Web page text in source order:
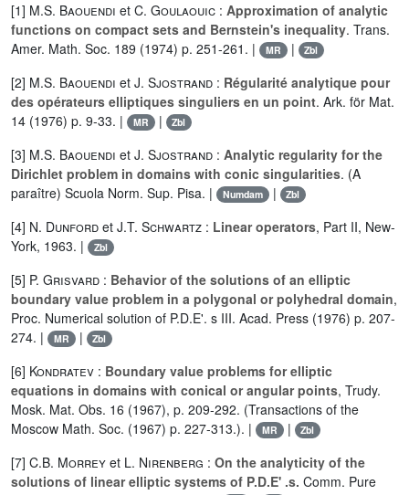
[1] M.S. Baouendi et C. Goulaouic : Approximation of analytic
functions on compact sets and Bernstein's inequality. Trans.
Amer. Math. Soc. 189 (1974) p. 251-261. |
MR | Zbl
[2] M.S. Baouendi et J. Sjostrand : Régularité analytique pour
des opérateurs elliptiques singuliers en un point. Ark. för Mat.
14 (1976) p. 9-33. |
MR | Zbl
[3] M.S. Baouendi et J. Sjostrand : Analytic regularity for the
Dirichlet problem in domains with conic singularities. (A
paraître) Scuola Norm. Sup. Pisa. |
Numdam | Zbl
[4] N. Dunford et J.T. Schwartz : Linear operators, Part II, New-
York, 1963. |
Zbl
[5] P. Grisvard : Behavior of the solutions of an elliptic
boundary value problem in a polygonal or polyhedral domain,
Proc. Numerical solution of P.D.E'. s III. Acad. Press (1976) p. 207-
274. |
MR | Zbl
[6] Kondratev : Boundary value problems for elliptic
equations in domains with conical or angular points, Trudy.
Mosk. Mat. Obs. 16 (1967), p. 209-292. (Transactions of the
Moscow Math. Soc. (1967) p. 227-313.). |
MR | Zbl
[7] C.B. Morrey et L. Nirenberg : On the analyticity of the
solutions of linear elliptic systems of P.D.E' .s. Comm. Pure